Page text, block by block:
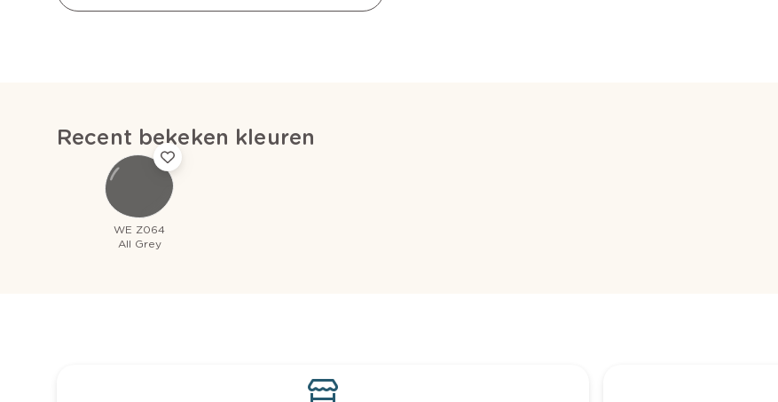
Recent bekeken kleuren
WE Z064
All Grey